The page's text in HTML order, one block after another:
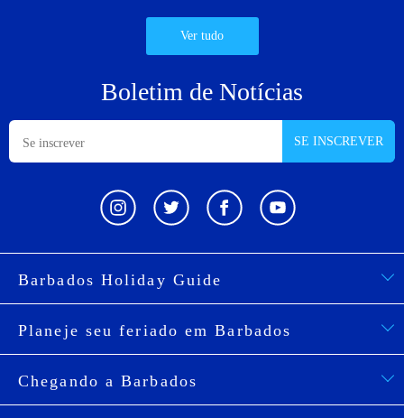
Ver tudo
Boletim de Notícias
SE INSCREVER
Barbados Holiday Guide
Planeje seu feriado em Barbados
Chegando a Barbados